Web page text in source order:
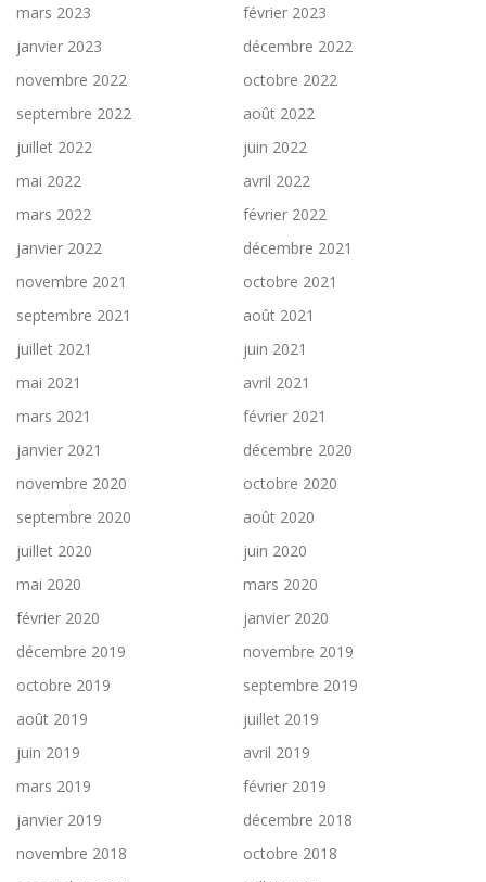
mars 2023
février 2023
janvier 2023
décembre 2022
novembre 2022
octobre 2022
septembre 2022
août 2022
juillet 2022
juin 2022
mai 2022
avril 2022
mars 2022
février 2022
janvier 2022
décembre 2021
novembre 2021
octobre 2021
septembre 2021
août 2021
juillet 2021
juin 2021
mai 2021
avril 2021
mars 2021
février 2021
janvier 2021
décembre 2020
novembre 2020
octobre 2020
septembre 2020
août 2020
juillet 2020
juin 2020
mai 2020
mars 2020
février 2020
janvier 2020
décembre 2019
novembre 2019
octobre 2019
septembre 2019
août 2019
juillet 2019
juin 2019
avril 2019
mars 2019
février 2019
janvier 2019
décembre 2018
novembre 2018
octobre 2018